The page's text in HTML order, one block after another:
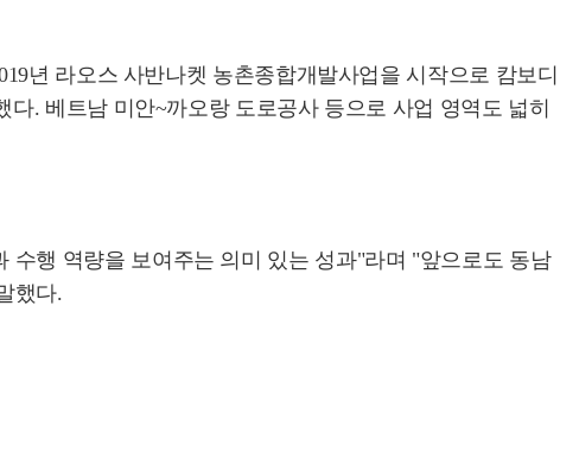
년 라오스 사반나켓 농촌종합개발사업을 시작으로 캄보디
. 베트남 미안~까오랑 도로공사 등으로 사업 영역도 넓히
행 역량을 보여주는 의미 있는 성과"라며 "앞으로도 동남
했다.